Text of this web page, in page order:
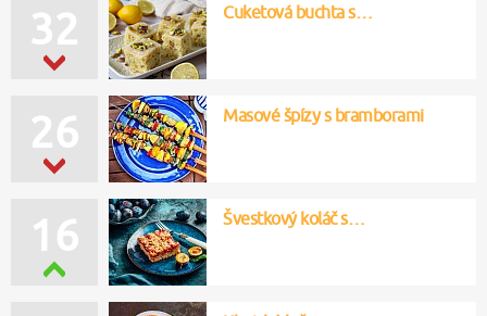
32 Cuketová buchta s…
26 Masové špízy s bramborami
16 Švestkový koláč s…